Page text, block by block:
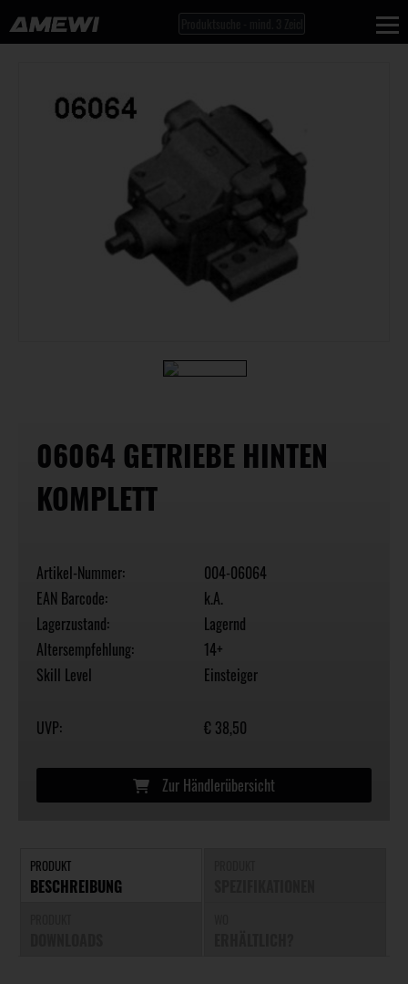
06064 GETRIEBE HINTEN
KOMPLETT
Artikel-Nummer:
004-06064
EAN Barcode:
k.A.
Lagerzustand:
Lagernd
Altersempfehlung:
14+
Skill Level
Einsteiger
UVP: € 38,50
Zur Händlerübersicht
PRODUKT
BESCHREIBUNG